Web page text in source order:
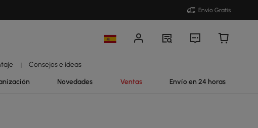
Envío Gratis
| Consejos e ideas
Novedades Ventas Envío en 24 horas